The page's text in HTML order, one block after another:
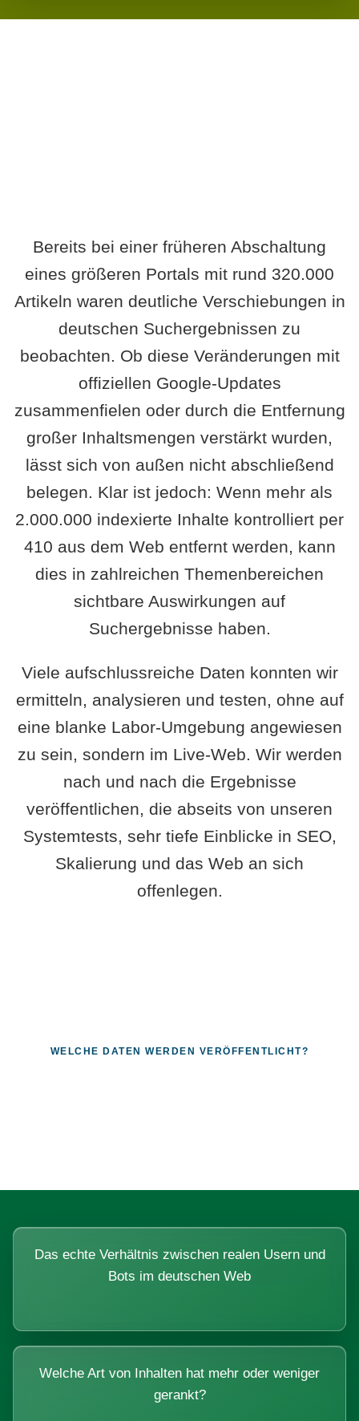
Bereits bei einer früheren Abschaltung
eines größeren Portals mit rund 320.000
Artikeln waren deutliche Verschiebungen in
deutschen Suchergebnissen zu
beobachten. Ob diese Veränderungen mit
offiziellen Google-Updates
zusammenfielen oder durch die Entfernung
großer Inhaltsmengen verstärkt wurden,
lässt sich von außen nicht abschließend
belegen. Klar ist jedoch: Wenn mehr als
2.000.000 indexierte Inhalte kontrolliert per
410 aus dem Web entfernt werden, kann
dies in zahlreichen Themenbereichen
sichtbare Auswirkungen auf
Suchergebnisse haben.
Viele aufschlussreiche Daten konnten wir
ermitteln, analysieren und testen, ohne auf
eine blanke Labor-Umgebung angewiesen
zu sein, sondern im Live-Web. Wir werden
nach und nach die Ergebnisse
veröffentlichen, die abseits von unseren
Systemtests, sehr tiefe Einblicke in SEO,
Skalierung und das Web an sich
offenlegen.
WELCHE DATEN WERDEN VERÖFFENTLICHT?
Das echte Verhältnis zwischen realen Usern und
Bots im deutschen Web
Welche Art von Inhalten hat mehr oder weniger
gerankt?